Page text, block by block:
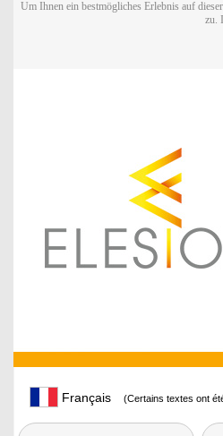
Um Ihnen ein bestmögliches Erlebnis auf
zu.
Français (Certains textes ont